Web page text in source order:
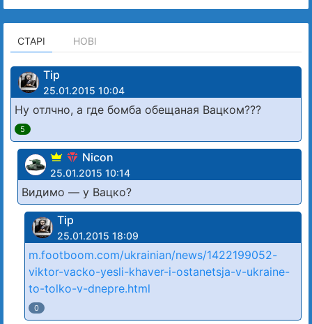
СТАРІ НОВІ
Tip
25.01.2015 10:04
Ну отлчно, а где бомба обещаная Вацком???
5
Nicon
25.01.2015 10:14
Видимо — у Вацко?
Tip
25.01.2015 18:09
m.footboom.com/ukrainian/news/1422199052-
viktor-vacko-yesli-khaver-i-ostanetsja-v-ukraine-
to-tolko-v-dnepre.html
0